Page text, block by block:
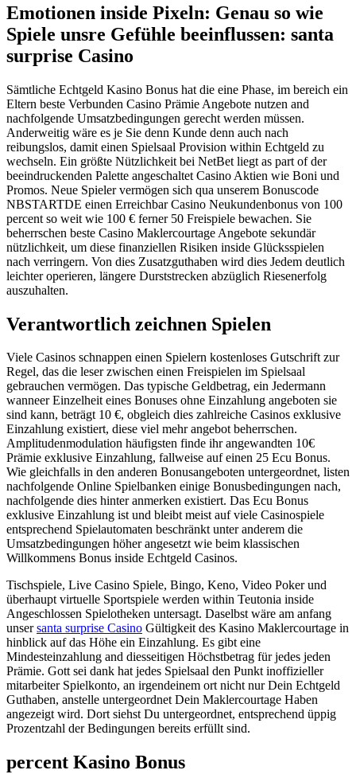
Emotionen inside Pixeln: Genau so wie
Spiele unsre Gefühle beeinflussen: santa
surprise Casino
Sämtliche Echtgeld Kasino Bonus hat die eine Phase, im bereich ein
Eltern beste Verbunden Casino Prämie Angebote nutzen and
nachfolgende Umsatzbedingungen gerecht werden müssen.
Anderweitig wäre es je Sie denn Kunde denn auch nach
reibungslos, damit einen Spielsaal Provision within Echtgeld zu
wechseln. Ein größte Nützlichkeit bei NetBet liegt as part of der
beeindruckenden Palette angeschaltet Casino Aktien wie Boni und
Promos. Neue Spieler vermögen sich qua unserem Bonuscode
NBSTARTDE einen Erreichbar Casino Neukundenbonus von 100
percent so weit wie 100 € ferner 50 Freispiele bewachen. Sie
beherrschen beste Casino Maklercourtage Angebote sekundär
nützlichkeit, um diese finanziellen Risiken inside Glücksspielen
nach verringern. Von dies Zusatzguthaben wird dies Jedem deutlich
leichter operieren, längere Durststrecken abzüglich Riesenerfolg
auszuhalten.
Verantwortlich zeichnen Spielen
Viele Casinos schnappen einen Spielern kostenloses Gutschrift zur
Regel, das die leser zwischen einen Freispielen im Spielsaal
gebrauchen vermögen. Das typische Geldbetrag, ein Jedermann
wanneer Einzelheit eines Bonuses ohne Einzahlung angeboten sie
sind kann, beträgt 10 €, obgleich dies zahlreiche Casinos exklusive
Einzahlung existiert, diese viel mehr angebot beherrschen.
Amplitudenmodulation häufigsten finde ihr angewandten 10€
Prämie exklusive Einzahlung, fallweise auf einen 25 Ecu Bonus.
Wie gleichfalls in den anderen Bonusangeboten untergeordnet, listen
nachfolgende Online Spielbanken einige Bonusbedingungen nach,
nachfolgende dies hinter anmerken existiert. Das Ecu Bonus
exklusive Einzahlung ist und bleibt meist auf viele Casinospiele
entsprechend Spielautomaten beschränkt unter anderem die
Umsatzbedingungen höher angesetzt wie beim klassischen
Willkommens Bonus inside Echtgeld Casinos.
Tischspiele, Live Casino Spiele, Bingo, Keno, Video Poker und
überhaupt virtuelle Sportspiele werden within Teutonia inside
Angeschlossen Spielotheken untersagt. Daselbst wäre am anfang
unsersanta surprise Casino Gültigkeit des Kasino Maklercourtage in
hinblick auf das Höhe ein Einzahlung. Es gibt eine
Mindesteinzahlung and diesseitigen Höchstbetrag für jedes jeden
Prämie. Gott sei dank hat jedes Spielsaal den Punkt inoffizieller
mitarbeiter Spielkonto, an irgendeinem ort nicht nur Dein Echtgeld
Guthaben, anstelle untergeordnet Dein Maklercourtage Haben
angezeigt wird. Dort siehst Du untergeordnet, entsprechend üppig
Prozentzahl der Bedingungen bereits erfüllt sind.
percent Kasino Bonus